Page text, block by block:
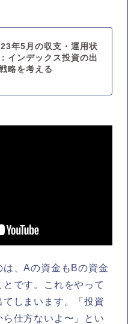
年5月の収支・運用状
インデックス投資の出
略を考える
、Aの資金もBの資金
です。これをやって
しまいます。「投資
仕方ないよ〜」とい